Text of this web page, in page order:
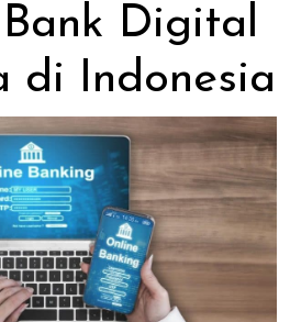
Digital
di Indonesia